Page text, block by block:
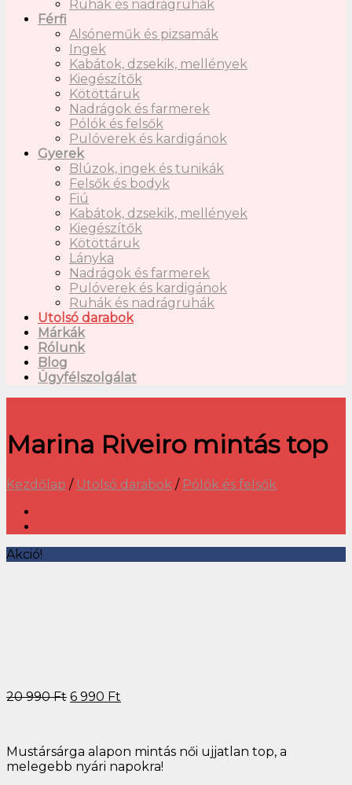
Ruhák és nadrágruhák
Férfi
Alsóneműk és pizsamák
Ingek
Kabátok, dzsekik, mellények
Kiegészítők
Kötöttáruk
Nadrágok és farmerek
Pólók és felsők
Pulóverek és kardigánok
Gyerek
Blúzok, ingek és tunikák
Felsők és bodyk
Fiú
Kabátok, dzsekik, mellények
Kiegészítők
Kötöttáruk
Lányka
Nadrágok és farmerek
Pulóverek és kardigánok
Ruhák és nadrágruhák
Utolsó darabok
Márkák
Rólunk
Blog
Ügyfélszolgálat
Marina Riveiro mintás top
Kezdőlap / Utolsó darabok / Pólók és felsők
Akció!
20 990Ft 6 990 Ft
Mustársárga alapon mintás női ujjatlan top, a
melegebb nyári napokra!